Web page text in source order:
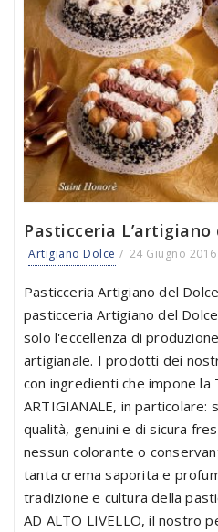
Pasticceria L’artigiano
Artigiano Dolce 24 Giugno 2016
Pasticceria Artigiano del
pasticceria Artigiano del
solo l'eccellenza di
artigianale. I prodotti dei
con ingredienti che impone la
ARTIGIANALE, in particolare:
qualità, genuini e di sicura
nessun colorante o
tanta crema saporita e
tradizione e cultura della
AD ALTO LIVELLO, il nostro